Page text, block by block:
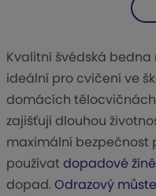
Kvalitní švédská
ideální pro cvičení ve
domácích
zajišťují dlouhou
maximální bezpečnost
používatdopadové
dopad.Odrazový